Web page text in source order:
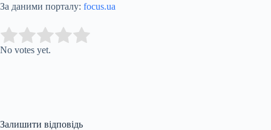
За даними порталу: focus.ua
Rate this item:
No votes yet.
Залишити відповідь